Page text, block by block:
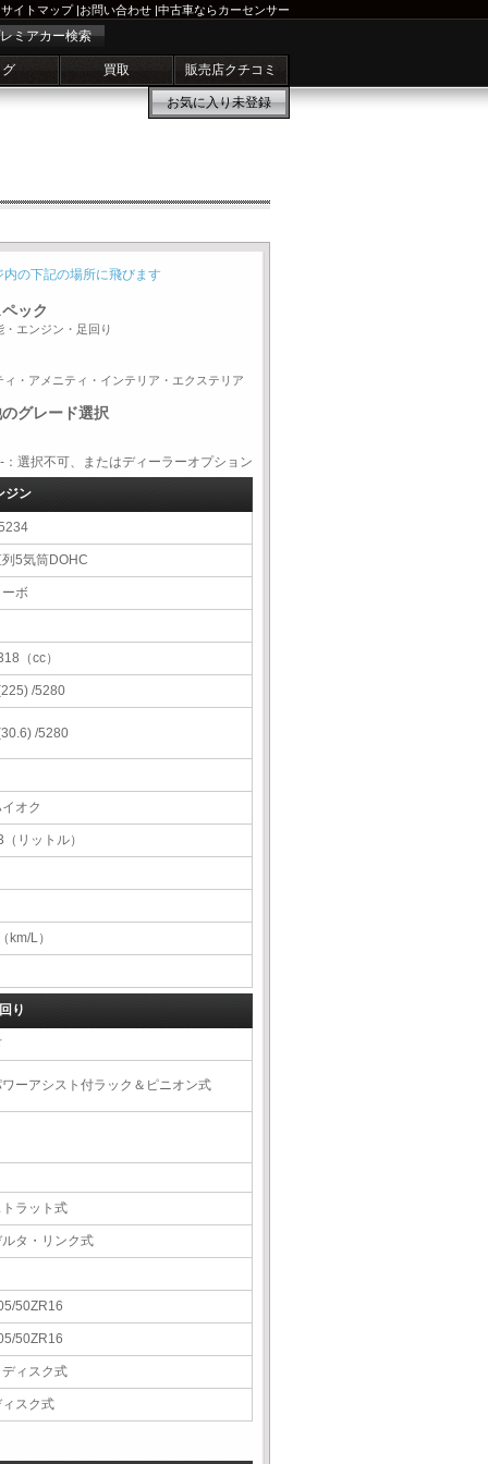
サイトマップ|お問い合わせ |中古車ならカーセンサー
ミアカー検索
買取 販売店クチコミ
お気に入り未登録
内の下記の場所に飛びます
ック
・エンジン・足回り
ィ・アメニティ・インテリア・エクステリア
グレード選択
択不可、またはディーラーオプション
ジン
5気筒DOHC
ボ
（cc）
/5280
/5280
オク
（リットル）
km/L）
り
ーアシスト付ラック＆ピニオン式
ラット式
タ・リンク式
50ZR16
50ZR16
ィスク式
スク式